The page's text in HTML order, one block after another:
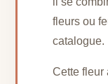
fleurs ou
catalogue.
Cette fleur